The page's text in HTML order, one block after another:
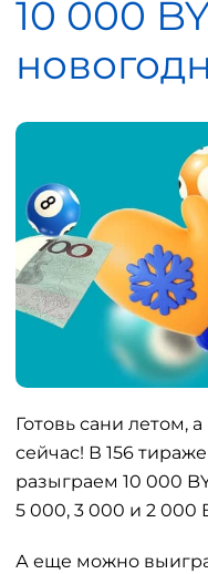
10 000
Готовь сани летом,
сейчас! В 156
разыграем 10 000
5 000, 3 000 и 2 000
А еще можно